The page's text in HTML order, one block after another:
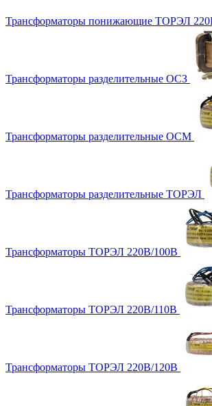
Трансформаторы понижающие ТОРЭЛ
Трансформаторы разделительные ОСЗ
Трансформаторы разделительные ОСМ
Трансформаторы разделительные ТОРЭЛ
Трансформаторы ТОРЭЛ 220В/100В
Трансформаторы ТОРЭЛ 220В/110В
Трансформаторы ТОРЭЛ 220В/120В